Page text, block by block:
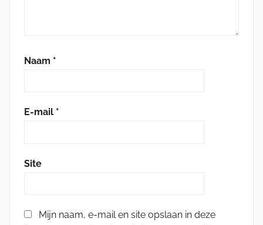
Naam *
E-mail *
Site
Mijn naam, e-mail en site opslaan in deze